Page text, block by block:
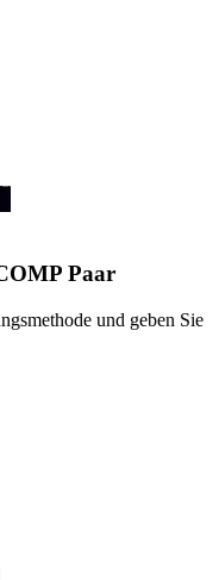
Paar
und geben Sie